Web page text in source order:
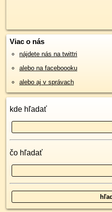
Viac o nás
nájdete nás na twittri
alebo na faceboooku
alebo aj v správach
kde hľadať
čo hľadať